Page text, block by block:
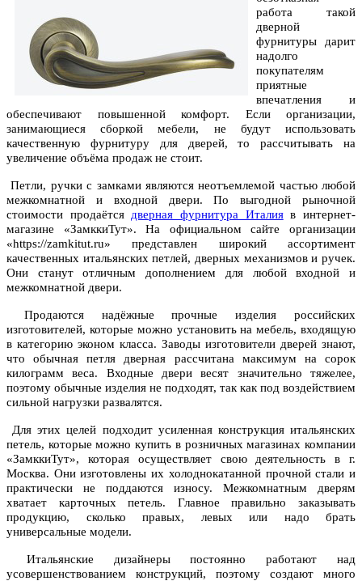
работа такой
дверной
фурнитуры дарит
надолго
покупателям
приятные
впечатления и
обеспечивают повышенной комфорт. Если организации,
занимающиеся сборкой мебели, не будут использовать
качественную фурнитуру для дверей, то рассчитывать на
увеличение объёма продаж не стоит.
Петли, ручки с замками являются неотъемлемой частью любой
межкомнатной и входной двери. По выгодной рыночной
стоимости продаётсядверная фурнитура Италияв интернет-
магазине «ЗамккиТут». На официальном сайте организации
«https://zamkitut.ru» представлен широкий ассортимент
качественных итальянских петлей, дверных механизмов и ручек.
Они станут отличным дополнением для любой входной и
межкомнатной двери.
Продаются надёжные прочные изделия российских
изготовителей, которые можно установить на мебель, входящую
в категорию эконом класса. Заводы изготовители дверей знают,
что обычная петля дверная рассчитана максимум на сорок
килограмм веса. Входные двери весят значительно тяжелее,
поэтому обычные изделия не подходят, так как под воздействием
сильной нагрузки развалятся.
Для этих целей подходит усиленная конструкция итальянских
петель, которые можно купить в розничных магазинах компании
«ЗамккиТут», которая осуществляет свою деятельность в г.
Москва. Они изготовлены их холоднокатанной прочной стали и
практически не поддаются износу. Межкомнатным дверям
хватает карточных петель. Главное правильно заказывать
продукцию, сколько правых, левых или надо брать
универсальные модели.
Итальянские дизайнеры постоянно работают над
усовершенствованием конструкций, поэтому создают много